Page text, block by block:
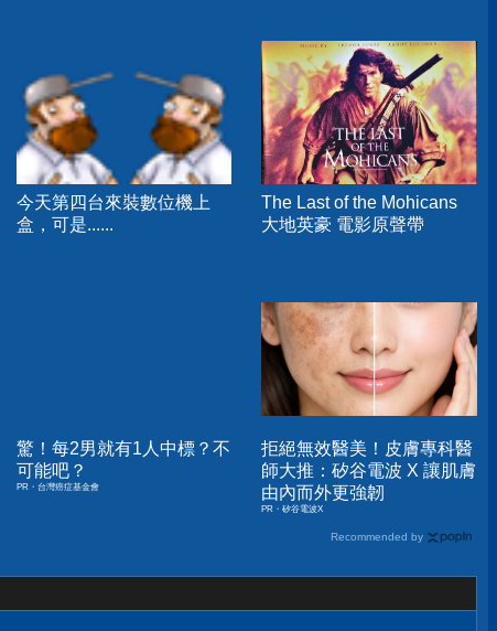
今天第四台來裝數位機上
盒，可是......
The Last of the Mohicans
大地英豪 電影原聲帶
驚！每2男就有1人中標？不
可能吧？
PR・台灣癌症基金會
拒絕無效醫美！皮膚專科醫
師大推：矽谷電波 X 讓肌膚
由內而外更強韌
PR・矽谷電波X
Recommended by